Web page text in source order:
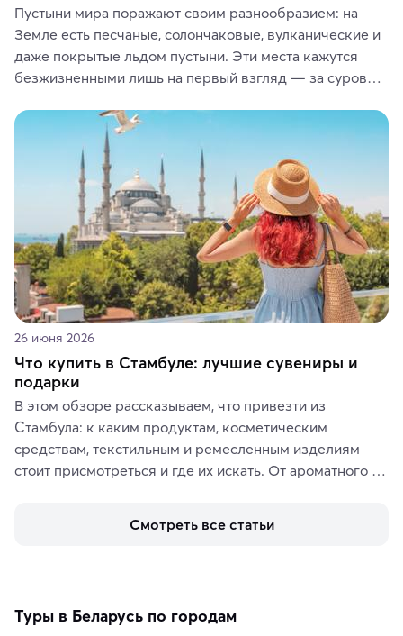
Пустыни мира поражают своим разнообразием: на
Земле есть песчаные, солончаковые, вулканические и
даже покрытые льдом пустыни. Эти места кажутся
безжизненными лишь на первый взгляд — за суровой
животные и маршруты, которые дарят одни из самых
ярких впечатлений от путешествий.
26 июня 2026
Что купить в Стамбуле: лучшие сувениры и
подарки
В этом обзоре рассказываем, что привезти из
Стамбула: к каким продуктам, косметическим
средствам, текстильным и ремесленным изделиям
стоит присмотреться и где их искать. От ароматного
аутентичных лавках — в подарок близким или себе на
Смотреть все статьи
Туры в Беларусь по городам